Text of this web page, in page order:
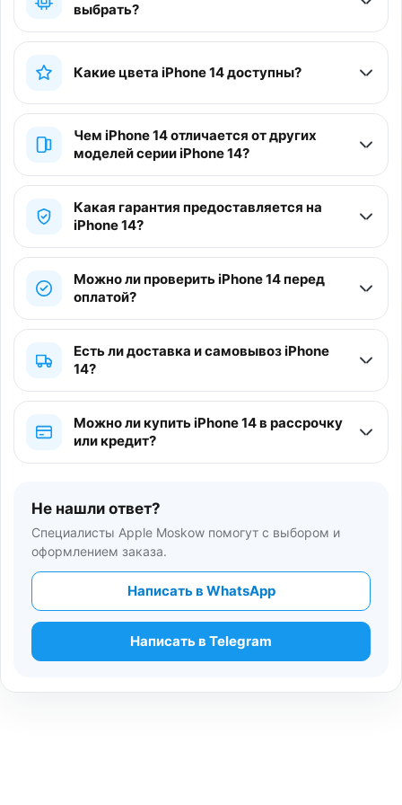
выбрать?
Какие цвета iPhone 14 доступны?
Чем iPhone 14 отличается от других
моделей серии iPhone 14?
Какая гарантия предоставляется на
iPhone 14?
Можно ли проверить iPhone 14 перед
оплатой?
Есть ли доставка и самовывоз iPhone
14?
Можно ли купить iPhone 14 в рассрочку
или кредит?
Не нашли ответ?
Специалисты Apple Moskow помогут с выбором и
оформлением заказа.
Написать в WhatsApp
Написать в Telegram